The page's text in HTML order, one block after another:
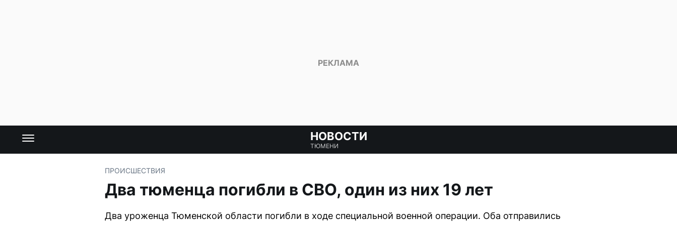
НОВОСТИ
ТЮМЕНИ
ПРОИСШЕСТВИЯ
Два тюменца погибли в СВО, один из них 19 лет
Два уроженца Тюменской области погибли в ходе специальной военной операции. Оба отправились